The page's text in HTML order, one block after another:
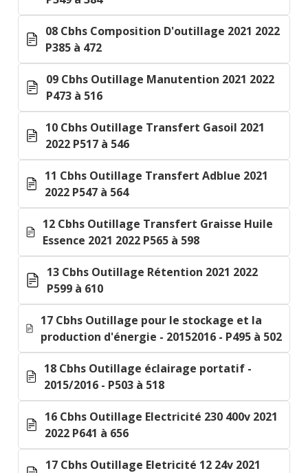
08 Cbhs Composition D'outillage 2021 2022
P385 à 472
09 Cbhs Outillage Manutention 2021 2022
P473 à 516
10 Cbhs Outillage Transfert Gasoil 2021
2022 P517 à 546
11 Cbhs Outillage Transfert Adblue 2021
2022 P547 à 564
12 Cbhs Outillage Transfert Graisse Huile
Essence 2021 2022 P565 à 598
13 Cbhs Outillage Rétention 2021 2022
P599 à 610
17 Cbhs Outillage pour le stockage et la
production d'énergie - 20152016 - P495 à 502
18 Cbhs Outillage éclairage portatif -
2015/2016 - P503 à 518
16 Cbhs Outillage Electricité 230 400v 2021
2022 P641 à 656
17 Cbhs Outillage Eletricité 12 24v 2021